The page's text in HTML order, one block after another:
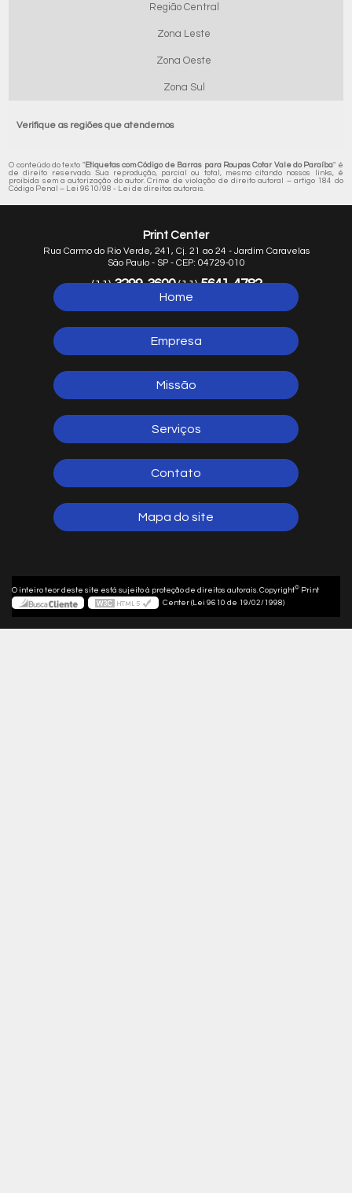
Região Central
Zona Leste
Zona Oeste
Zona Sul
Verifique as regiões que atendemos
O conteúdo do texto "Etiquetas com Código de Barras para Roupas Cotar Vale do Paraíba" é
de direito reservado. Sua reprodução, parcial ou total, mesmo citando nossos links, é
proibida sem a autorização do autor. Crime de violação de direito autoral – artigo 184 do
Código Penal –
Lei 9610/98 - Lei de direitos autorais
Print Center
Rua Carmo do Rio Verde, 241, Cj. 21 ao 24 - Jardim Caravelas
São Paulo - SP - CEP: 04729-010
(11)3299-3600(11)5641-4782
5641-1254
Home
Empresa
Missão
Serviços
Contato
Mapa do site
O inteiro teor deste site está sujeito à proteção de direitos autorais. Copyright© Print
Center (Lei 9610 de 19/02/1998)